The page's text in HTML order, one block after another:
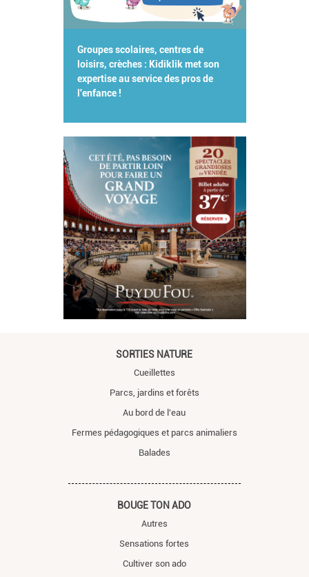
Groupes scolaires, centres de
loisirs, crèches : Kidiklik met son
expertise au service des pros de
l'enfance !
SORTIES NATURE
Cueillettes
Parcs, jardins et forêts
Au bord de l'eau
Fermes pédagogiques et parcs animaliers
Balades
BOUGE TON ADO
Autres
Sensations fortes
Cultiver son ado